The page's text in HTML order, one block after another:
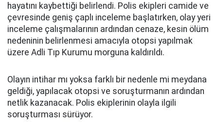
hayatını kaybettiği belirlendi. Polis ekipleri camide ve
çevresinde geniş çaplı inceleme başlatırken, olay yeri
inceleme çalışmalarının ardından cenaze, kesin ölüm
nedeninin belirlenmesi amacıyla otopsi yapılmak
üzere Adli Tıp Kurumu morguna kaldırıldı.
Olayın intihar mı yoksa farklı bir nedenle mi meydana
geldiği, yapılacak otopsi ve soruşturmanın ardından
netlik kazanacak. Polis ekiplerinin olayla ilgili
soruşturması sürüyor.